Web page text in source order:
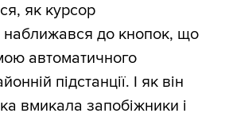
як курсор
наближався до кнопок, що
автоматичного
підстанції. І як він
вмикала запобіжники і